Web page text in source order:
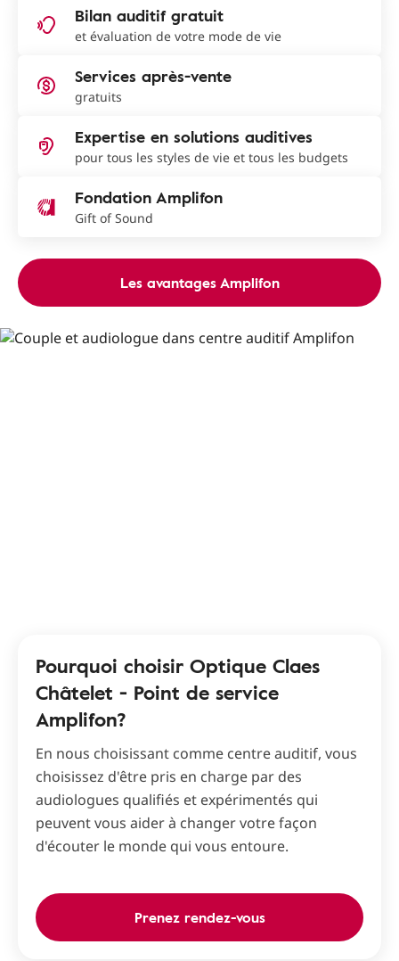
Bilan auditif gratuit
et évaluation de votre mode de vie
Services après-vente
gratuits
Expertise en solutions auditives
pour tous les styles de vie et tous les budgets
Fondation Amplifon
Gift of Sound
Les avantages Amplifon
Pourquoi choisir Optique Claes
Châtelet - Point de service
Amplifon?
En nous choisissant comme centre auditif, vous
choisissez d'être pris en charge par des
audiologues qualifiés et expérimentés qui
peuvent vous aider à changer votre façon
d'écouter le monde qui vous entoure.
Prenez rendez-vous